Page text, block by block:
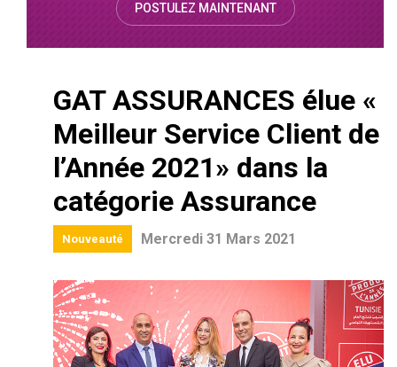
POSTULEZ MAINTENANT
GAT ASSURANCES élue «
Meilleur Service Client de
l’Année 2021» dans la
catégorie Assurance
Nouveauté Mercredi 31 Mars 2021